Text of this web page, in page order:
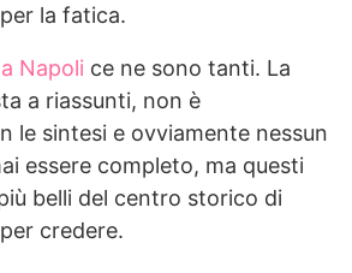
la fatica.
Napoli ce ne sono tanti. La
a riassunti, non è
le sintesi e ovviamente nessun
essere completo, ma questi
belli del centro storico di
credere.